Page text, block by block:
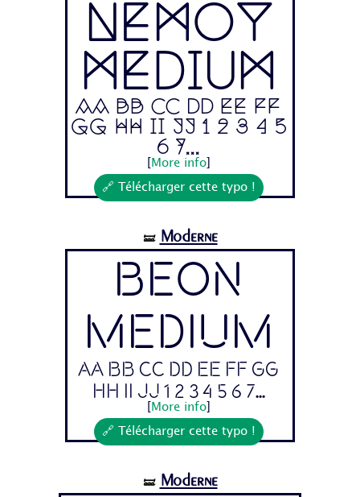
Nemoy
Medium
Aa Bb Cc Dd Ee Ff
Gg Hh Ii Jj 1 2 3 4 5
6 7...
More info]
🔗 Télécharger cette typo !
🝛 Moderne
Beon
Medium
Aa Bb Cc Dd Ee Ff Gg
Hh Ii Jj 1 2 3 4 5 6 7...
More info]
🔗 Télécharger cette typo !
🝛 Moderne